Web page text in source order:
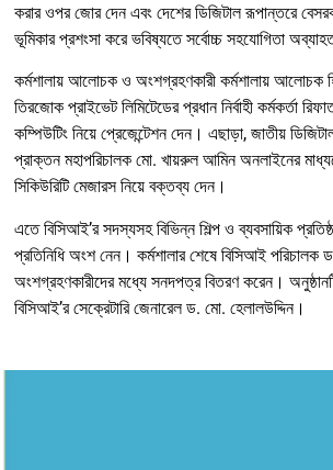
করার ওপর জোর দেন এবং দেশের ডিজিটাল রূপান্তরে
ভূমিকার প্রশংসা করে ভবিষ্যতে সর্বোচ্চ সহযোগিতা
কর্মশালায় আলোচক ও অংশগ্রহণকারী কর্মশালায় আলোচক
তিরজোক প্রাইভেট লিমিটেডের প্রধান নির্বাহী কর্মকর্তা
কম্পিউটিং নিয়ে প্রেজেন্টেশন দেন। এছাড়া, জাতীয়
প্রাক্তন মহাপরিচালক মো. খায়রুল আমিন অনলাইনের
সিকিউরিটি মেজারস নিয়ে বক্তব্য দেন।
এতে বিসিআই’র সদস্যসহ বিভিন্ন শিল্প ও ব্যবসায়িক
প্রতিনিধি অংশ নেন। কর্মশালার শেষে বিসিআই পরিচালক
অংশগ্রহণকারীদের মধ্যে সনদপত্র বিতরণ করেন।
বিসিআই’র সেক্রেটারি জেনারেল ড. মো. হেলালউদ্দিন।